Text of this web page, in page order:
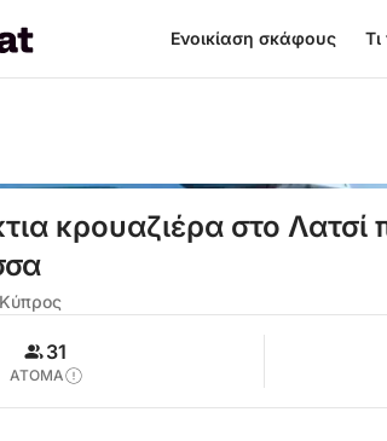
Ενοικίαση σκάφους
κρουαζιέρα στο Λατσί
Κύπρος
31
ΑΤΟΜΑ